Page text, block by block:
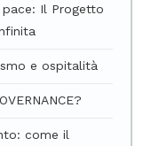
pace: Il Progetto
e ospitalità
come il